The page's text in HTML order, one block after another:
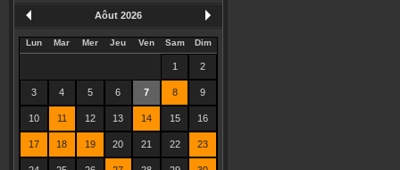
Aôut 2026
Lun Mar Mer Jeu Ven Sam Dim
1 2
3 4 5 6 7 8 9
10 11 12 13 14 15 16
17 18 19 20 21 22 23